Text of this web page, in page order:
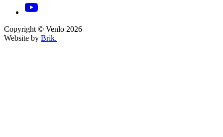
Copyright © Venlo 2026
Website by Brik.